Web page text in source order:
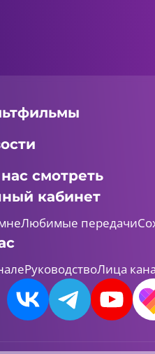
смотреть
кабинет
Любимые передачи
РуководствоЛица